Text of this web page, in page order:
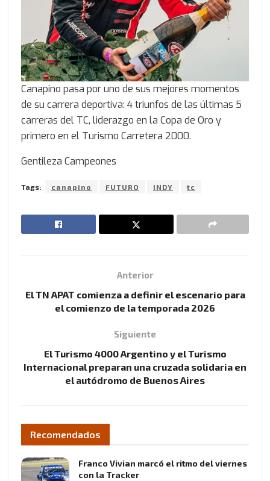
Canapino pasa por uno de sus mejores momentos
de su carrera deportiva: 4 triunfos de las últimas 5
carreras del TC, liderazgo en la Copa de Oro y
primero en el Turismo Carretera 2000.
Gentileza Campeones
Tags: canapino FUTURO INDY tc
Anterior
El TN APAT comienza a definir el escenario para
el comienzo de la temporada 2026
Siguiente
El Turismo 4000 Argentino y el Turismo
Internacional preparan una cruzada solidaria en
el autódromo de Buenos Aires
Recomendados
Franco Vivian marcó el ritmo del viernes
con la Tracker